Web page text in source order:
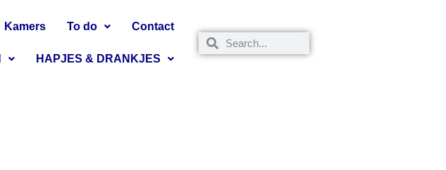
Kamers To do Contact
HAPJES & DRANKJES